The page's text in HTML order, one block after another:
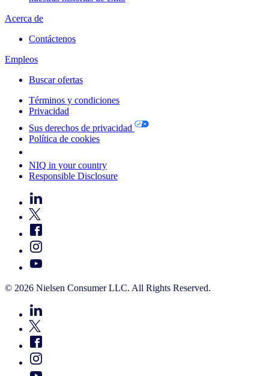
Acerca de
Contáctenos
Empleos
Buscar ofertas
Términos y condiciones
Privacidad
Sus derechos de privacidad
Política de cookies
NIQ in your country
Responsible Disclosure
© 2026 Nielsen Consumer LLC. All Rights Reserved.